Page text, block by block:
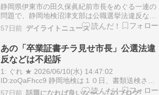
静岡県伊東市の田久保眞紀前市長をめぐる一連の
問題で、静岡地検沼津支部は公職選挙法違反など
3つの容疑について不起訴処分としました。 学歴
問題を発端として大きな注目を集めてきた案件だ
けに、今回の判断は市民やネット上でも大きな話
題となっています。 要点 田久保前伊東市長の公
選法違反な…
57日前 デイライトニュース
あの「卒業証書チラ見せ市長」公選法違
反などは不起訴
1: ぐれ ★ 2026/06/10(水) 14:47:02
ID:zoQaFhcc9 静岡地検は１０日、書類送検され
ていた静岡・伊東市の田久保真紀前市長の公職選
57日前 話題になれば良いな〜、このブログ